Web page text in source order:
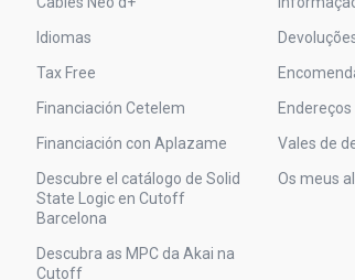
Idiomas
Tax Free
Financiación Cetelem
Financiación con Aplazame
Descubre el catálogo de Solid
State Logic en Cutoff
Barcelona
Descubra as MPC da Akai na
Cutoff
Endereços
Vales de
Os meus